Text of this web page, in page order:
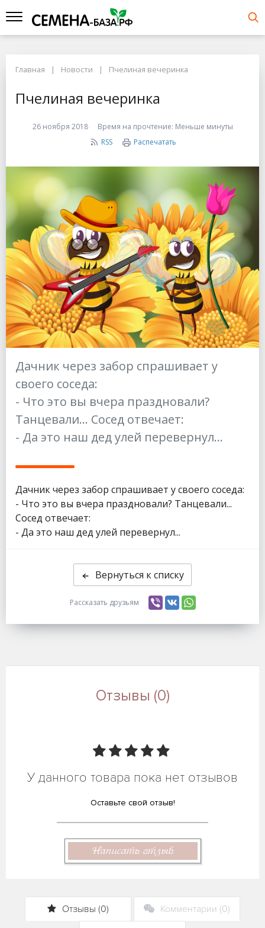
Главная Новости Пчелиная вечеринка
Пчелиная вечеринка
26 ноября 2018 Время на прочтение: Меньше минуты
RSS
Распечатать
Дачник через забор спрашивает у
своего соседа:
- Что это вы вчера праздновали?
Танцевали... Сосед отвечает:
- Да это наш дед улей перевернул...
Дачник через забор спрашивает у своего соседа:
- Что это вы вчера праздновали? Танцевали...
Сосед отвечает:
- Да это наш дед улей перевернул...
Вернуться к списку
Рассказать друзьям
Отзывы (0)
У данного товара пока нет отзывов
Оставьте свой отзыв!
Написать отзыв
Отзывы (0) Комментарии (0)